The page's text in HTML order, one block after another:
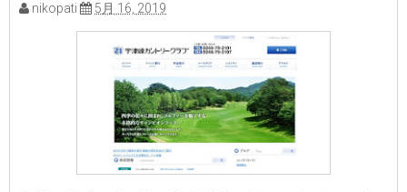
nikopati 5月 16, 2019